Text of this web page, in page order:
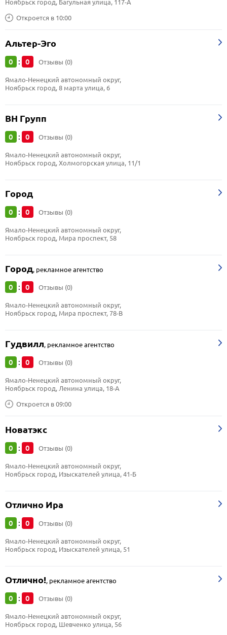
Откроется в 10:00
Ноябрьск город, Багульная улица, 117-А
Альтер-Эго
0 : 0 Отзывы (0)
Ямало-Ненецкий автономный округ,
Ноябрьск город, 8 марта улица, 6
ВН Групп
0 : 0 Отзывы (0)
Ямало-Ненецкий автономный округ,
Ноябрьск город, Холмогорская улица, 11/1
Город
0 : 0 Отзывы (0)
Ямало-Ненецкий автономный округ,
Ноябрьск город, Мира проспект, 58
Город, рекламное агентство
0 : 0 Отзывы (0)
Ямало-Ненецкий автономный округ,
Ноябрьск город, Мира проспект, 78-В
Гудвилл, рекламное агентство
0 : 0 Отзывы (0)
Откроется в 09:00
Ямало-Ненецкий автономный округ,
Ноябрьск город, Ленина улица, 18-А
Новатэкс
0 : 0 Отзывы (0)
Ямало-Ненецкий автономный округ,
Ноябрьск город, Изыскателей улица, 41-Б
Отлично Ира
0 : 0 Отзывы (0)
Ямало-Ненецкий автономный округ,
Ноябрьск город, Изыскателей улица, 51
Отлично!, рекламное агентство
0 : 0 Отзывы (0)
Ямало-Ненецкий автономный округ,
Ноябрьск город, Шевченко улица, 56